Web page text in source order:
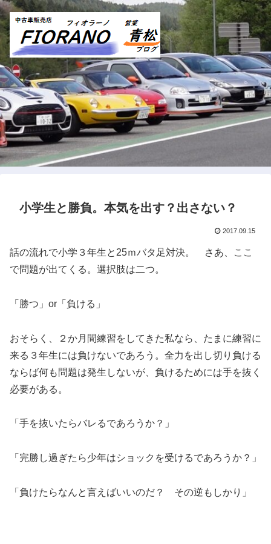
小学生と勝負。本気を出す？出さない？
2017.09.15
話の流れで小学３年生と25ｍバタ足対決。 さあ、ここ
で問題が出てくる。選択肢は二つ。
「勝つ」or「負ける」
おそらく、２か月間練習をしてきた私なら、たまに練習に
来る３年生には負けないであろう。全力を出し切り負ける
ならば何も問題は発生しないが、負けるためには手を抜く
必要がある。
「手を抜いたらバレるであろうか？」
「完勝し過ぎたら少年はショックを受けるであろうか？」
「負けたらなんと言えばいいのだ？ その逆もしかり」